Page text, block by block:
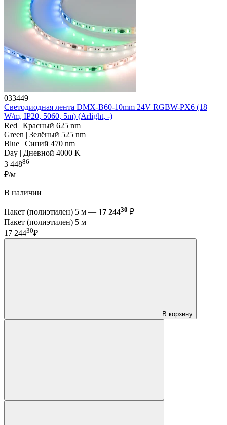
033449
Светодиодная лента DMX-B60-10mm 24V RGBW-PX6 (18
W/m, IP20, 5060, 5m) (Arlight, -)
Red | Красный 625 nm
Green | Зелёный 525 nm
Blue | Синий 470 nm
Day | Дневной 4000 K
3 44886
₽/м
В наличии
Пакет (полиэтилен) 5 м — 17 24430 ₽
Пакет (полиэтилен) 5 м
17 24430₽
В корзину